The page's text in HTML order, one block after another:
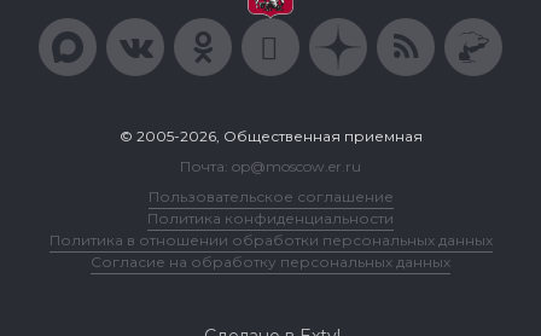
© 2005-2026, Общественная приемная
Почта: op@moscow.er.ru
Пользовательское соглашение
Политика конфиденциальности
Политика в отношении обработки персональных данных
Согласие на обработку персональных данных